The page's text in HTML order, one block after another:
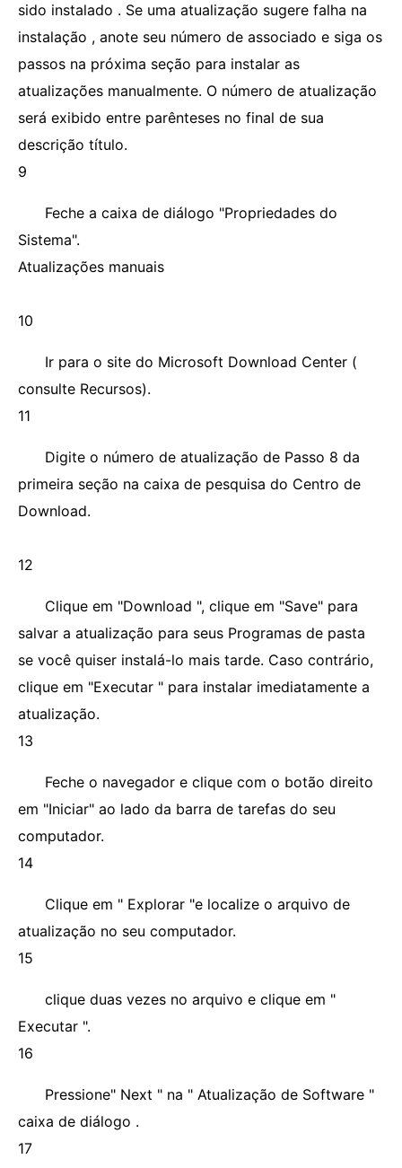
sido instalado . Se uma atualização sugere falha na
instalação , anote seu número de associado e siga os
passos na próxima seção para instalar as
atualizações manualmente. O número de atualização
será exibido entre parênteses no final de sua
descrição título.
9
Feche a caixa de diálogo "Propriedades do
Sistema".
Atualizações manuais
10
Ir para o site do Microsoft Download Center (
consulte Recursos).
11
Digite o número de atualização de Passo 8 da
primeira seção na caixa de pesquisa do Centro de
Download.
12
Clique em "Download ", clique em "Save" para
salvar a atualização para seus Programas de pasta
se você quiser instalá-lo mais tarde. Caso contrário,
clique em "Executar " para instalar imediatamente a
atualização.
13
Feche o navegador e clique com o botão direito
em "Iniciar" ao lado da barra de tarefas do seu
computador.
14
Clique em " Explorar "e localize o arquivo de
atualização no seu computador.
15
clique duas vezes no arquivo e clique em "
Executar ".
16
Pressione" Next " na " Atualização de Software "
caixa de diálogo .
17